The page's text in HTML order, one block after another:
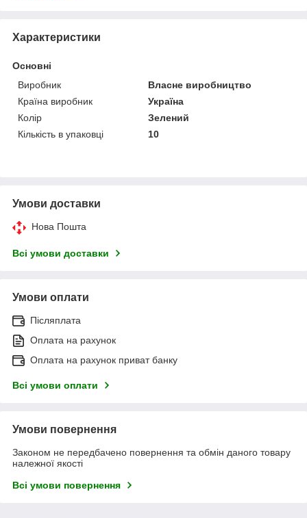
Характеристики
Основні
Виробник
Власне виробництво
Країна виробник
Україна
Колір
Зелений
Кількість в упаковці
10
Умови доставки
Нова Пошта
Всі умови доставки
Умови оплати
Післяплата
Оплата на рахунок
Оплата на рахунок приват банку
Всі умови оплати
Умови повернення
Законом не передбачено повернення та обмін даного товару
належної якості
Всі умови повернення